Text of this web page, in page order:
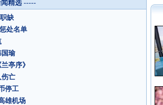
精选 -----
缺
处名单
国瑜
亭序》
亡
停工
雄机场